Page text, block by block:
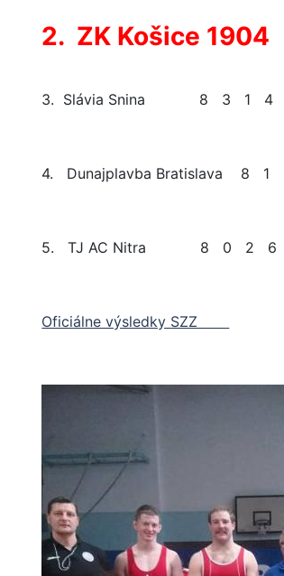
2. ZK Košice
3. Slávia Snina 8 3
4. Dunajplavba
5. TJ AC Nitra 8 0 2
Oficiálne výsledky SZZ